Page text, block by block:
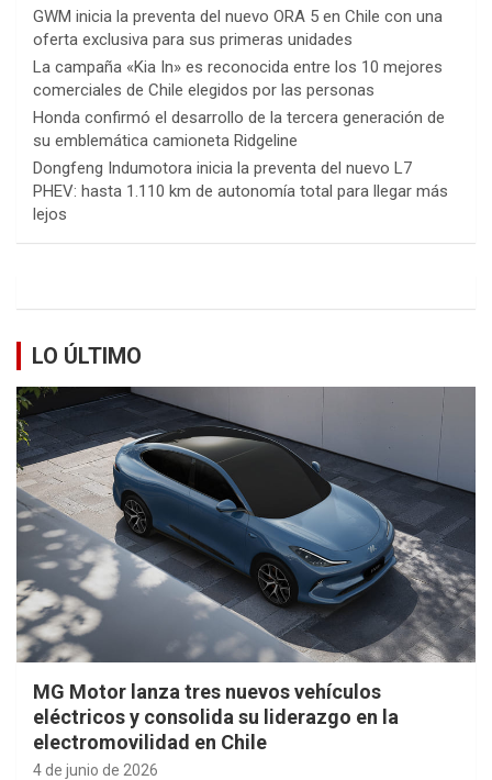
GWM inicia la preventa del nuevo ORA 5 en Chile con una
oferta exclusiva para sus primeras unidades
La campaña «Kia In» es reconocida entre los 10 mejores
comerciales de Chile elegidos por las personas
Honda confirmó el desarrollo de la tercera generación de
su emblemática camioneta Ridgeline
Dongfeng Indumotora inicia la preventa del nuevo L7
PHEV: hasta 1.110 km de autonomía total para llegar más
lejos
LO ÚLTIMO
MG Motor lanza tres nuevos vehículos
eléctricos y consolida su liderazgo en la
electromovilidad en Chile
4 de junio de 2026